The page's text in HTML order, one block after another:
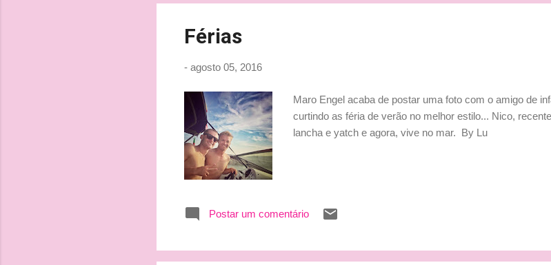
Férias
- agosto 05, 2016
Maro Engel acaba de postar uma foto com o amigo de
curtindo as féria de verão no melhor estilo... Nico,
lancha e yatch e agora, vive no mar. By Lu
Postar um comentário